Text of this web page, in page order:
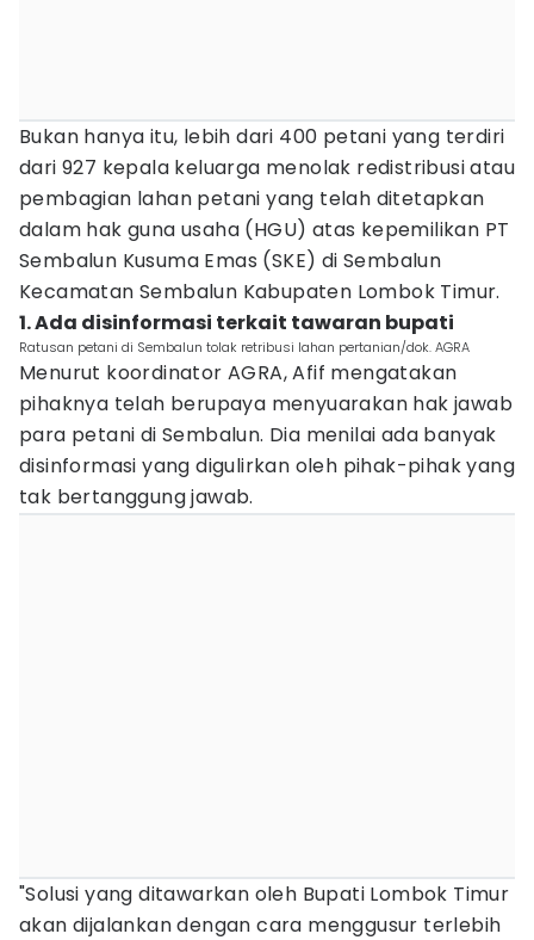
Bukan hanya itu, lebih dari 400 petani yang terdiri
dari 927 kepala keluarga menolak redistribusi atau
pembagian lahan petani yang telah ditetapkan
dalam hak guna usaha (HGU) atas kepemilikan PT
Sembalun Kusuma Emas (SKE) di Sembalun
Kecamatan Sembalun Kabupaten Lombok Timur.
1. Ada disinformasi terkait tawaran bupati
Ratusan petani di Sembalun tolak retribusi lahan pertanian/dok. AGRA
Menurut koordinator AGRA, Afif mengatakan
pihaknya telah berupaya menyuarakan hak jawab
para petani di Sembalun. Dia menilai ada banyak
disinformasi yang digulirkan oleh pihak-pihak yang
tak bertanggung jawab.
"Solusi yang ditawarkan oleh Bupati Lombok Timur
akan dijalankan dengan cara menggusur terlebih